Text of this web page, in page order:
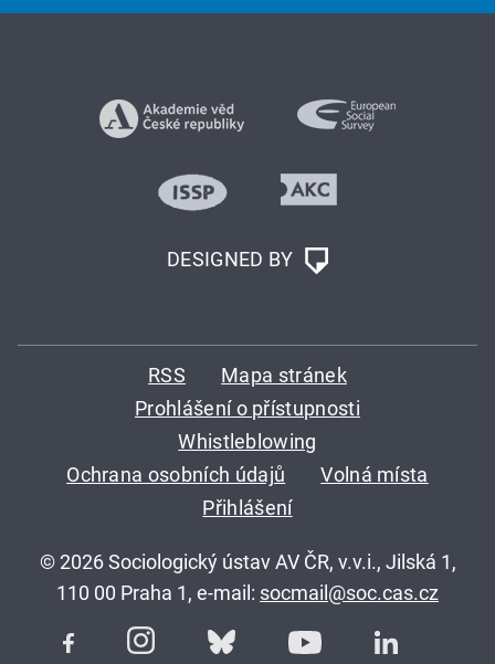
DESIGNED BY
RSS
Mapa stránek
Prohlášení o přístupnosti
Whistleblowing
Ochrana osobních údajů
Volná místa
Přihlášení
© 2026 Sociologický ústav AV ČR, v.v.i., Jilská 1,
110 00 Praha 1, e-mail: socmail@soc.cas.cz